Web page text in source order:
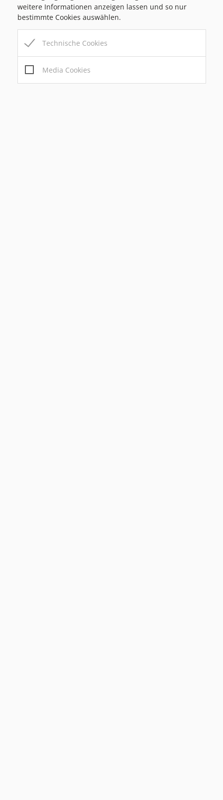
Zur Homepage der Neuen Mittelschule Passail
Zur Homepage der Volksschule Passail
Zur Homepage der Volkschule Neudorf
Zur Homepage der Volksschule Arzberg
weitere Informationen anzeigen lassen und so nur
bestimmte Cookies auswählen.
Technische Cookies
Media Cookies